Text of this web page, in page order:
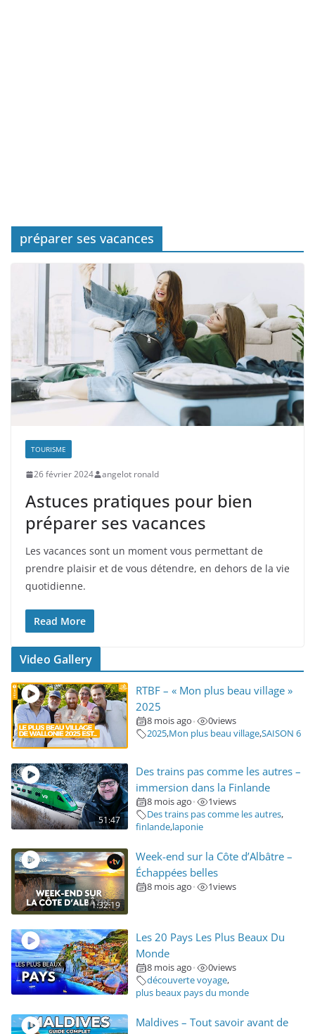
préparer ses vacances
TOURISME
26 février 2024 angelot ronald
Astuces pratiques pour bien
préparer ses vacances
Les vacances sont un moment vous permettant de
prendre plaisir et de vous détendre, en dehors de la vie
quotidienne.
Read More
Video Gallery
RTBF – « Mon plus beau village »
2025
8 mois ago • 0views
2025,Mon plus beau village,SAISON 6
51:47
Des trains pas comme les autres –
immersion dans la Finlande
8 mois ago • 1views
Des trains pas comme les autres,
finlande,laponie
1:32:19
Week-end sur la Côte d’Albâtre –
Échappées belles
8 mois ago • 1views
Les 20 Pays Les Plus Beaux Du
Monde
8 mois ago • 0views
découverte voyage,
plus beaux pays du monde
Maldives – Tout savoir avant de